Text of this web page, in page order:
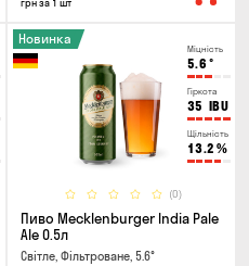
грн за 1 шт
Міцність
5.6 °
Гіркота
35 IBU
Щільність
13.2 %
(0)
Новинка
Пиво Mecklenburger India Pale
Ale 0.5л
Світле, Фільтроване, 5.6°